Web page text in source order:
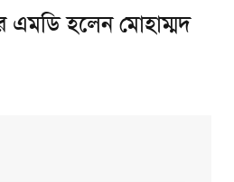
এমডি হলেন মোহাম্মদ